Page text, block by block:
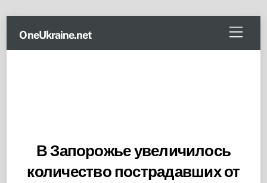
content
Menu
OneUkraine.net
В Запорожье увеличилось
количество пострадавших от